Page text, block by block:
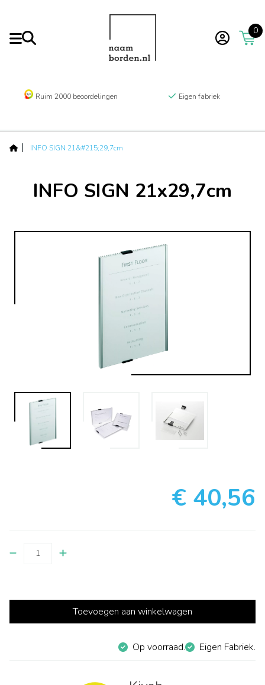
0
Ruim 2000 beoordelingen Eigen fabriek
INFO SIGN 21&#215;29,7cm
INFO SIGN 21x29,7cm
€ 40,56
Toevoegen aan winkelwagen
Op voorraad. Eigen Fabriek.